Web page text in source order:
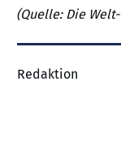
(Quelle: Die Welt-
Redaktion